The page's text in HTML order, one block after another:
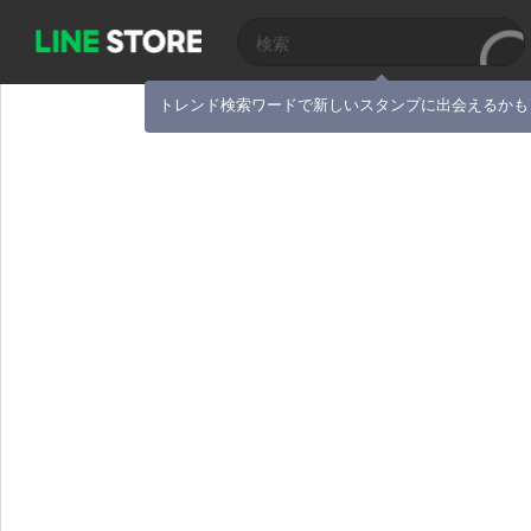
トレンド検索ワードで新しいスタンプに出会えるか